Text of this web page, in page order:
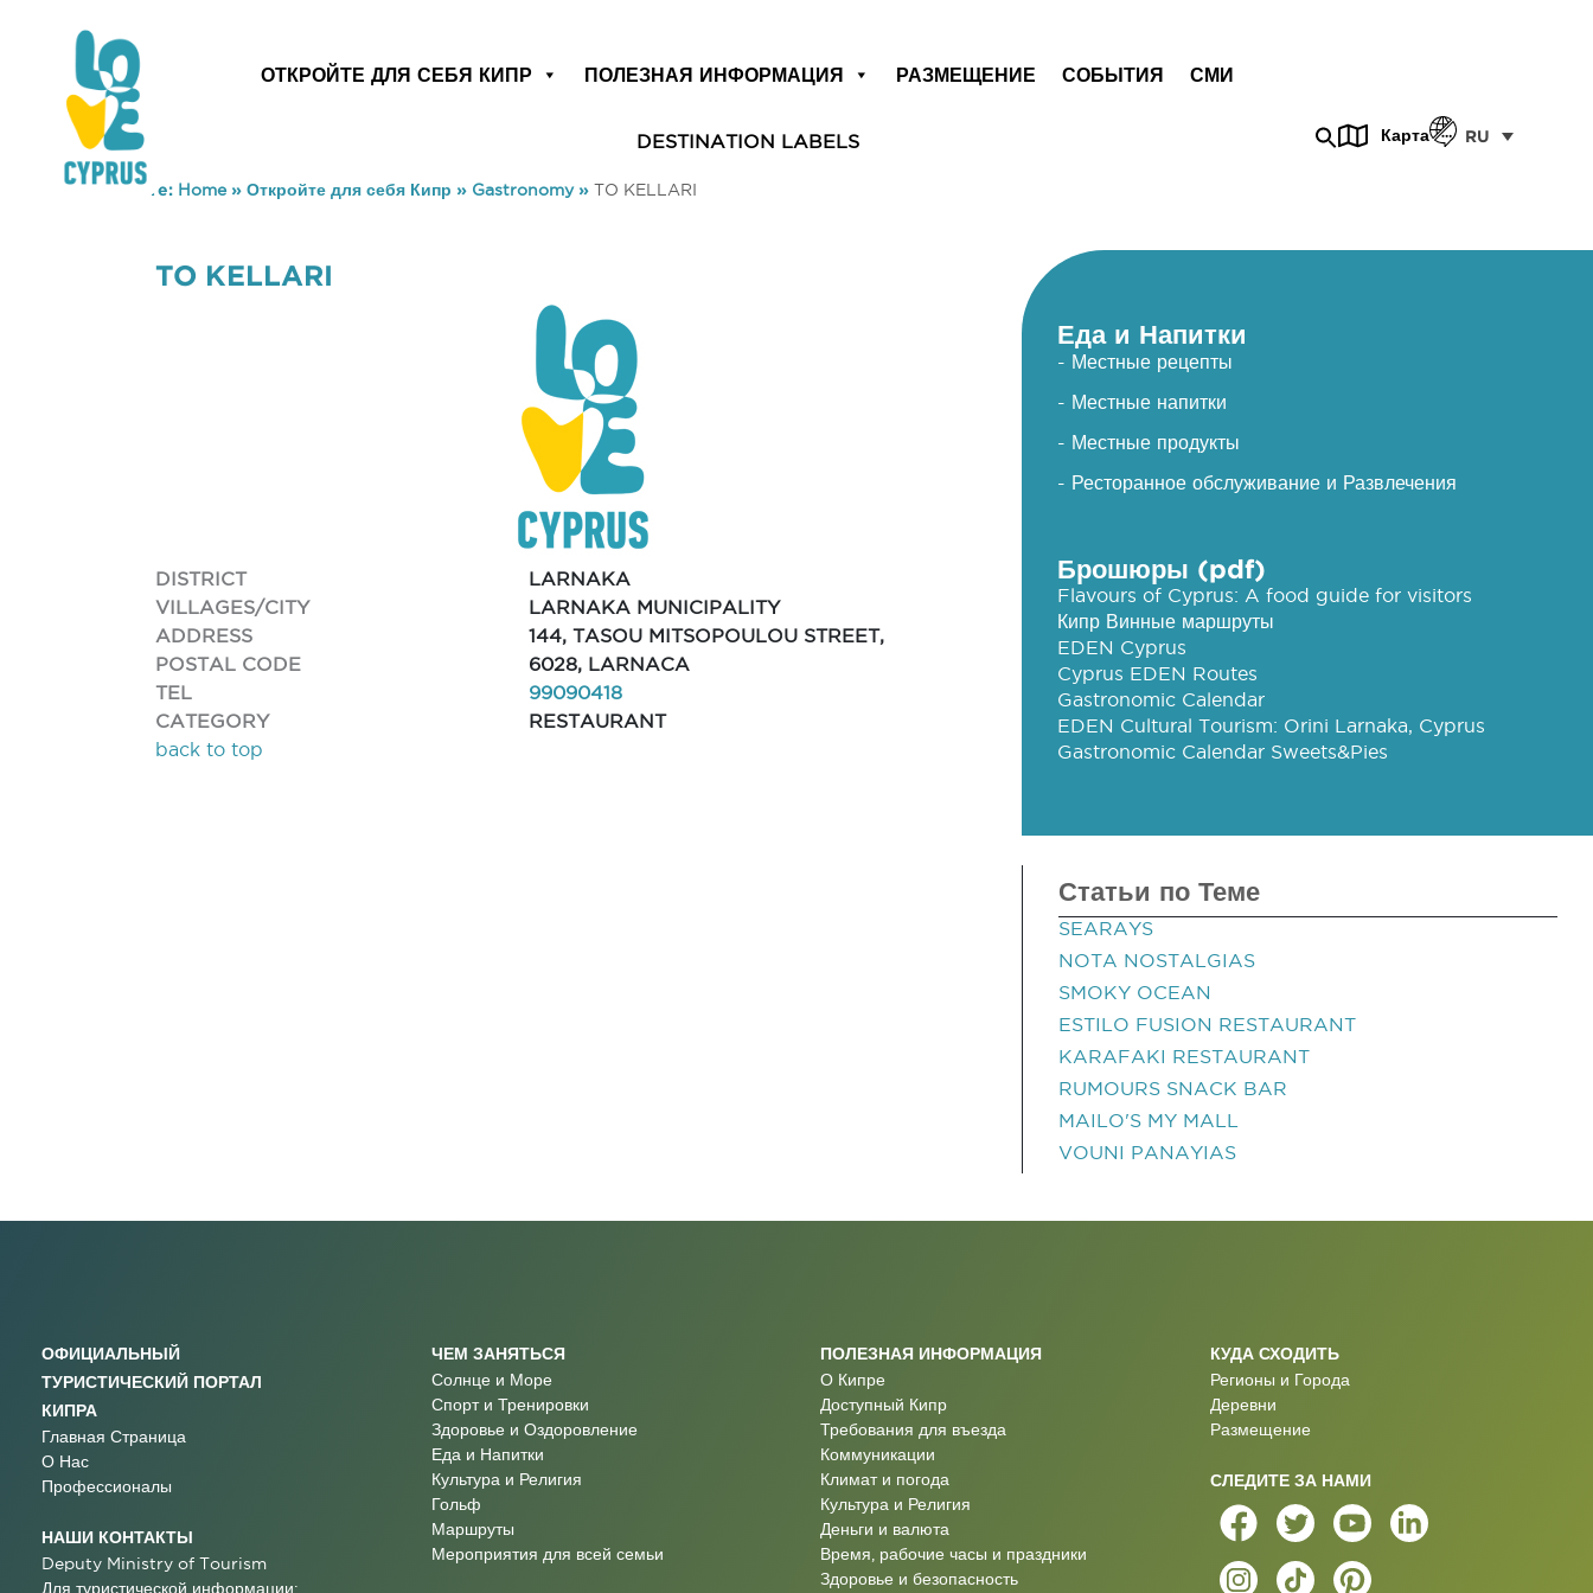
ОТКРОЙТЕ ДЛЯ СЕБЯ КИПР ПОЛЕЗНАЯ ИНФОРМАЦИЯ РАЗМЕЩЕНИЕ СОБЫТИЯ СМИ
DESTINATION LABELS Карта RU
You are here: Home» Откройте для себя Кипр » Gastronomy» TO KELLARI
TO KELLARI
DISTRICT
LARNAKA
VILLAGES/CITY
LARNAKA MUNICIPALITY
ADDRESS
144, TASOU MITSOPOULOU STREET,
POSTAL CODE
6028, LARNACA
TEL
99090418
CATEGORY
RESTAURANT
back to top
Еда и Напитки
- Местные рецепты
- Местные напитки
- Местные продукты
- Ресторанное обслуживание и Развлечения
Брошюры (pdf)
Flavours of Cyprus: A food guide for visitors
Кипр Винные маршруты
EDEN Cyprus
Cyprus EDEN Routes
Gastronomic Calendar
EDEN Cultural Tourism: Orini Larnaka, Cyprus
Gastronomic Calendar Sweets&Pies
Статьи по Теме
SEARAYS
NOTA NOSTALGIAS
SMOKY OCEAN
ESTILO FUSION RESTAURANT
KARAFAKI RESTAURANT
RUMOURS SNACK BAR
MAILO'S MY MALL
VOUNI PANAYIAS
ОФИЦИАЛЬНЫЙ
ТУРИСТИЧЕСКИЙ ПОРТАЛ
КИПРА
Главная Страница
О Нас
Профессионалы
НАШИ КОНТАКТЫ
Deputy Ministry of Tourism
Для туристической информации:
ЧЕМ ЗАНЯТЬСЯ
Солнце и Море
Спорт и Тренировки
Здоровье и Оздоровление
Еда и Напитки
Культура и Религия
Гольф
Маршруты
Мероприятия для всей семьи
ПОЛЕЗНАЯ ИНФОРМАЦИЯ
О Кипре
Доступный Кипр
Требования для въезда
Коммуникации
Климат и погода
Культура и Религия
Деньги и валюта
Время, рабочие часы и праздники
Здоровье и безопасность
КУДА СХОДИТЬ
Регионы и Города
Деревни
Размещение
СЛЕДИТЕ ЗА НАМИ